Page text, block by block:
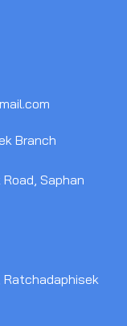
Branch
Saphan
Ratchadaphisek